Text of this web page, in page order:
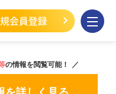
会員登録
の情報を閲覧可能！